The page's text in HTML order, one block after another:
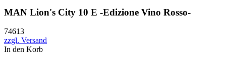
MAN Lion's City 10 E -Edizione Vino Rosso-
74613
zzgl. Versand
In den Korb